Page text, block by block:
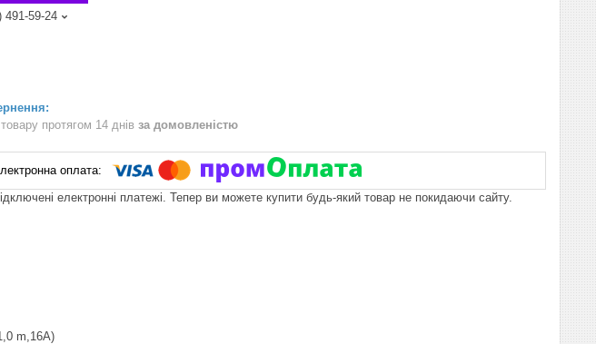
491-59-24
протягом 14 днів за домовленістю
електронні платежі. Тепер ви можете купити будь-який товар не покидаючи сайту.
m,16A)